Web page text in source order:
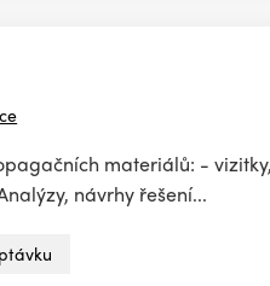
materiálů: -
návrhy řešení...